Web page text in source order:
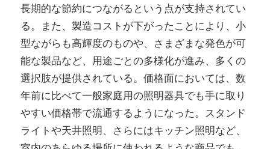
長期的な節約につながるという点が支持されてい
る。また、製造コストが下がったことにより、小
型ながらも高輝度のものや、さまざまな発色が可
能な製品など、用途ごとの多様化が進み、多くの
選択肢が提供されている。価格面においては、数
年前に比べて一般家庭用の照明器具でも手に取り
やすい価格帯で流通するようになった。スタンド
ライトや天井照明、さらにはキッチン照明など、